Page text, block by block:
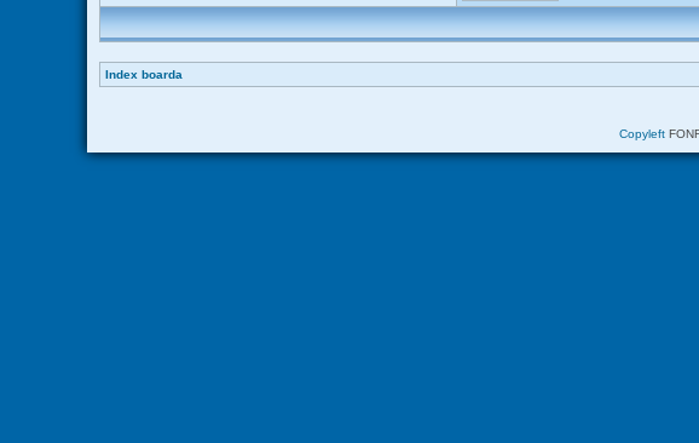
Index boarda
Copyleft